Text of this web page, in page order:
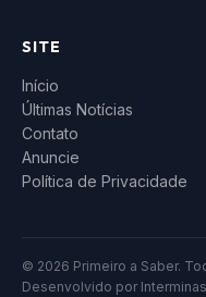
SITE
Início
Últimas Notícias
Contato
Anuncie
Política de Privacidade
© 2026 Primeiro a Saber.
Desenvolvido por Interminas